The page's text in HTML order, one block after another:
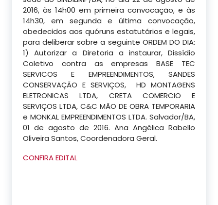
2016, às 14h00 em primeira convocação, e às
14h30, em segunda e última convocação,
obedecidos aos quóruns estatutários e legais,
para deliberar sobre a seguinte ORDEM DO DIA:
1) Autorizar a Diretoria a instaurar, Dissídio
Coletivo contra as empresas BASE TEC
SERVICOS E EMPREENDIMENTOS, SANDES
CONSERVAÇÃO E SERVIÇOS, HD MONTAGENS
ELETRONICAS LTDA, CRETA COMERCIO E
SERVIÇOS LTDA, C&C MÃO DE OBRA TEMPORARIA
e MONKAL EMPREENDIMENTOS LTDA. Salvador/BA,
01 de agosto de 2016. Ana Angélica Rabello
Oliveira Santos, Coordenadora Geral.
CONFIRA EDITAL